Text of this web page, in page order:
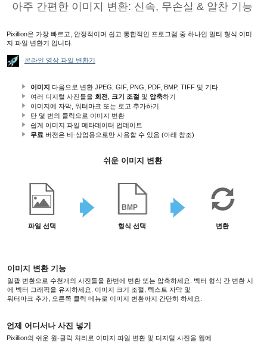
아주 간편한 이미지 변환: 신속, 무손실 & 알찬 기능
Pixillion은 가장 빠르고, 안정적이며 쉽고 통합적인 프로그램 중 하나인 멀티 형식 이미
지 파일 변환기 입니다.
온라인 영상 파일 변환기
이미지 다음으로 변환 JPEG, GIF, PNG, PDF, BMP, TIFF 및 기타.
여러 디지털 사진들을 회전 크기 조절 및 압축하기
이미지에 자막, 워터마크 또는 로고 추가하기
단 몇 번의 클릭으로 이미지 변환
쉽게 이미지 파일 메타데이터 업데이트
무료 버전은 비-상업용으로만 사용할 수 있음 (아래 참조)
쉬운 이미지 변환
파일 선택
ICO
형식 선택 변환
이미지 변환 기능
일괄 변환으로 수천개의 사진들을 한번에 변환 또는 압축하세요. 벡터 형식 간 변환 시
에 벡터 그래픽을 유지하세요. 이미지 크기 조절, 텍스트 자막 및
워터마크 추가, 오른쪽 클릭 메뉴로 이미지 변환까지 간단히 하세요.
언제 어디서나 사진 넣기
Pixillion의 쉬운 원-클릭 처리로 이미지 파일 변환 및 디지털 사진을 웹에